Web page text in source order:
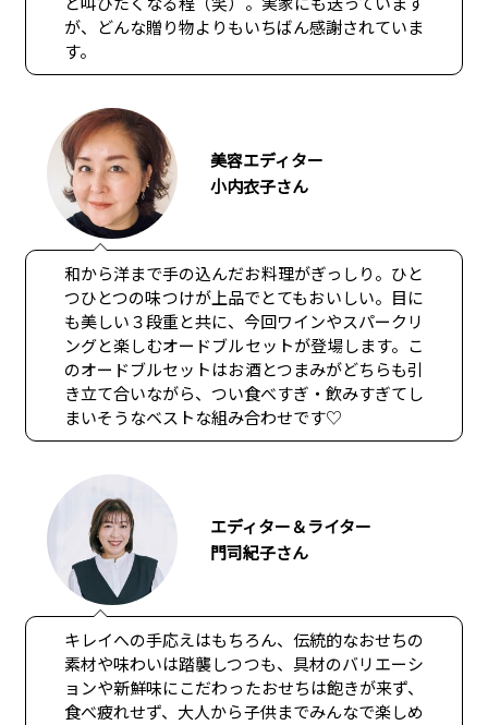
が、どんな贈り物よりもいちばん感謝されていま
す。
美容エディター
小内衣子さん
和から洋まで手の込んだお料理がぎっしり。ひと
つひとつの味つけが上品でとてもおいしい。目に
も美しい３段重と共に、今回ワインやスパークリ
ングと楽しむオードブルセットが登場します。こ
のオードブルセットはお酒とつまみがどちらも引
き立て合いながら、つい食べすぎ・飲みすぎてし
まいそうなベストな組み合わせです♡
エディター＆ライター
門司紀子さん
キレイへの手応えはもちろん、伝統的なおせちの
素材や味わいは踏襲しつつも、具材のバリエーシ
ョンや新鮮味にこだわったおせちは飽きが来ず、
食べ疲れせず、大人から子供までみんなで楽しめ